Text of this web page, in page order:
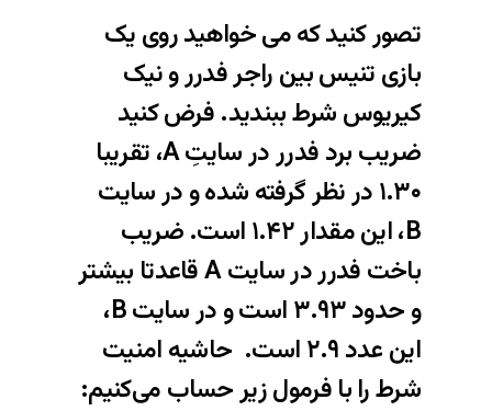
تصور کنید که می خواهید روی یک
بازی تنیس بینراجر فدررونیک
کیریوسشرط ببندید. فرض کنید
ضریب برد فدرر در سایتِ A، تقریبا
۱.۳۰ در نظر گرفته شده و در سایت
B، این مقدار ۱.۴۲ است. ضریب
باخت فدرر در سایت A قاعدتا بیشتر
و حدود ۳.۹۳ است و در سایت B،
این عدد ۲.۹ است.
حاشیه امنیت
شرطرا با فرمول زیر حساب می‌کنیم: